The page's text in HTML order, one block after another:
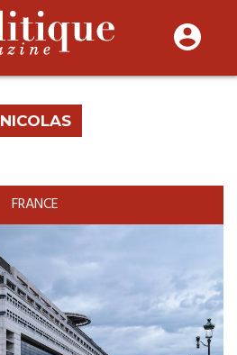
NICOLAS
FRANCE